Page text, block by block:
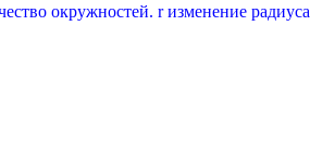
окружностей. r изменение радиуса